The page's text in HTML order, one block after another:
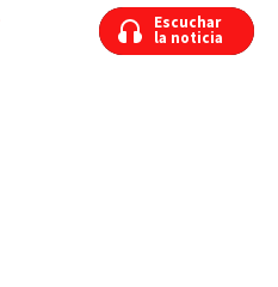
Escuchar
la noticia
Escuchar
la noticia